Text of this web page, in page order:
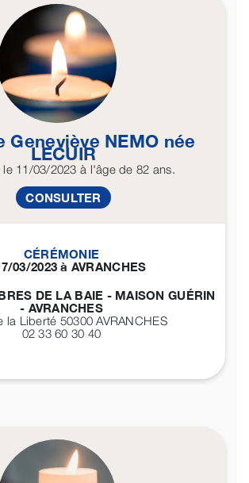
Geneviève NEMO née
LECUIR
le 11/03/2023 à l'âge de 82 ans.
CONSULTER
CÉRÉMONIE
03/2023 à AVRANCHES
DE LA BAIE - MAISON GUÉRIN
- AVRANCHES
la Liberté 50300AVRANCHES
02 33 60 30 40